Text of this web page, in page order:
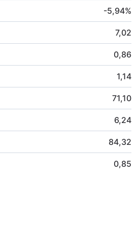
-5,94%
7,02
0,86
1,14
71,10
6,24
84,32
0,85